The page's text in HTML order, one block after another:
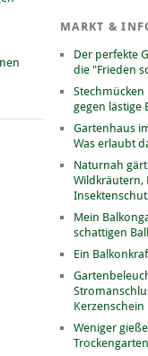
MARKT &
Der perfekte
die "Frieden
gegen lästige
Gartenhaus
Was erlaubt
Naturnah
Wildkräutern,
Mein
schattigen
Ein
Kerzenschein
Weniger